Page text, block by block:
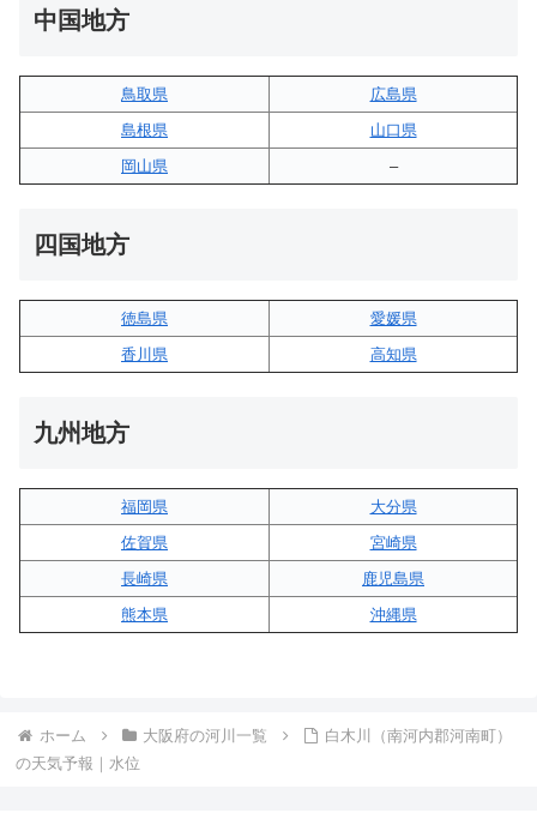
中国地方
鳥取県
広島県
島根県
山口県
岡山県
–
四国地方
徳島県
愛媛県
香川県
高知県
九州地方
福岡県
大分県
佐賀県
宮崎県
長崎県
鹿児島県
熊本県
沖縄県
ホーム 大阪府の河川一覧
白木川（南河内郡河南町）
の天気予報｜水位